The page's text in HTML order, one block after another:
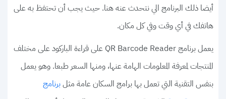
أيضا ذلك البرنامج الي نتحدث عنه هنا. حيث يجب أن تحتفظ به على
هاتفك في أي وقت وفي كل مكان.
يعمل برنامج QR Barcode Reader على قراءة الباركود على مختلف
المنتجات لمعرفة المعلومات الهامة عنها، ومنها السعر طبعا. وهو يعمل
بنفس التقنية التي تعمل بها برامج السكان عامة مثلبرنامج